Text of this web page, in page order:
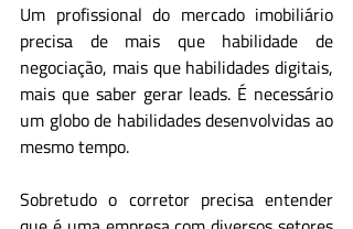
Um profissional do mercado imobiliário
precisa de mais que habilidade de
negociação, mais que habilidades digitais,
mais que saber gerar leads. É necessário
um globo de habilidades desenvolvidas ao
mesmo tempo.
Sobretudo o corretor precisa entender